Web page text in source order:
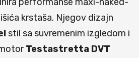
krstaša. Njegov dizajn
stil sa suvremenim izgledom i
Testastretta DVT